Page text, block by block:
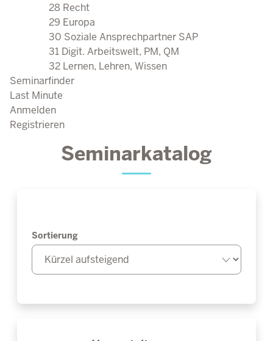
28 Recht
29 Europa
30 Soziale Ansprechpartner SAP
31 Digit. Arbeitswelt, PM, QM
32 Lernen, Lehren, Wissen
Seminarfinder
Last Minute
Anmelden
Registrieren
Seminarkatalog
Sortierung